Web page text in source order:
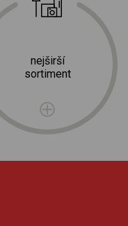
nejširší
sortiment